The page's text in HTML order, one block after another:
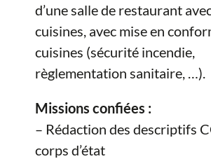
d’une salle de restaurant
cuisines, avec mise en
cuisines (sécurité incendie,
règlementation sanitaire, …).
Missions confiées :
– Rédaction des descriptifs
corps d’état